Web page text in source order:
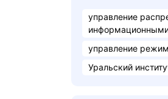
управление
управление
Уральский